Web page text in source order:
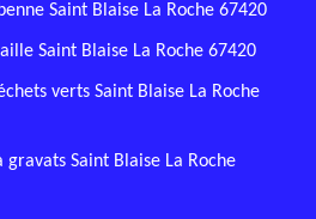
Saint Blaise La Roche 67420
Saint Blaise La Roche 67420
verts Saint Blaise La Roche
gravats Saint Blaise La Roche